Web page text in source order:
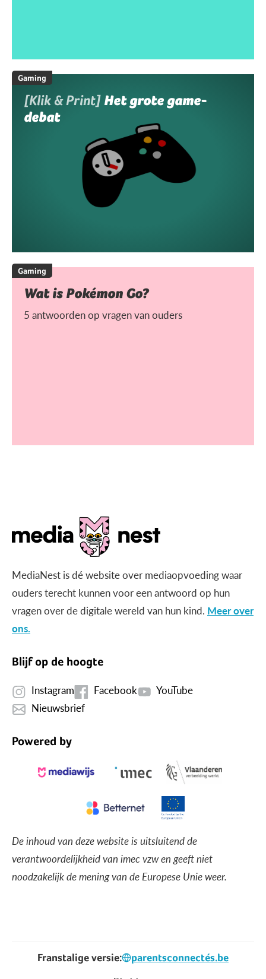
Gaming
[Klik & Print] Het grote game-
debat
Gaming
Wat is Pokémon Go?
5 antwoorden op vragen van ouders
MediaNest is dé website over mediaopvoeding waar
ouders terecht kunnen voor een antwoord op hun
vragen over de digitale wereld van hun kind. Meer over
ons.
Blijf op de hoogte
Instagram Facebook
YouTube
Nieuwsbrief
Powered by
De inhoud van deze website is uitsluitend de
verantwoordelijkheid van imec vzw en geeft niet
noodzakelijk de mening van de Europese Unie weer.
Franstalige versie: parentsconnectés.be